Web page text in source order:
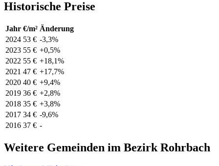
Historische Preise
Jahr €/m² Änderung
2024 53 € -3,3%
2023 55 € +0,5%
2022 55 € +18,1%
2021 47 € +17,7%
2020 40 € +9,4%
2019 36 € +2,8%
2018 35 € +3,8%
2017 34 € -9,6%
2016 37 € -
Weitere Gemeinden im Bezirk Rohrbach